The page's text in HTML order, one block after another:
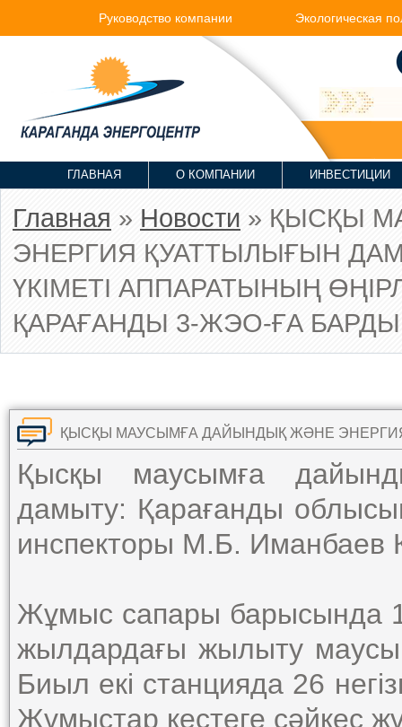
Руководство компании Экологическая
ГЛАВНАЯ О КОМПАНИИ ИНВЕСТИЦИИ
Главная » Новости » ҚЫСҚЫ
ЭНЕРГИЯ ҚУАТТЫЛЫҒЫН
ҮКІМЕТІ АППАРАТЫНЫҢ
ҚАРАҒАНДЫ 3-ЖЭО-ҒА БАРДЫ
Қысқы маусымға
дамыту: Қарағанды
инспекторы М.Б.
Жұмыс сапары
жылдардағы жылыту
Биыл екі станцияда 26
Жұмыстар кестеге сәйкес